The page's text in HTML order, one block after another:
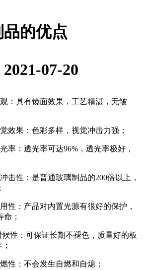
的优点
07-20
：具有镜面效果，工艺精湛，无皱
效果：色彩多样，视觉冲击力强；
率：透光率可达96%，透光率极好，
击性：是普通玻璃制品的200倍以上，
性：产品对内置光源有很好的保护，
；
性：可保证长期不褪色，质量好的板
性：不会发生自燃和自熄；